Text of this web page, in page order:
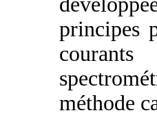
principes
méthode